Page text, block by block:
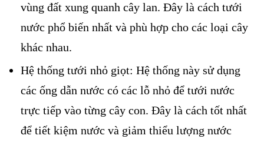
vùng đất xung quanh cây lan. Đây là cách tưới
nước phổ biến nhất và phù hợp cho các loại cây
khác nhau.
Hệ thống tưới nhỏ giọt: Hệ thống này sử dụng
các ống dẫn nước có các lỗ nhỏ để tưới nước
trực tiếp vào từng cây con. Đây là cách tốt nhất
để tiết kiệm nước và giảm thiểu lượng nước